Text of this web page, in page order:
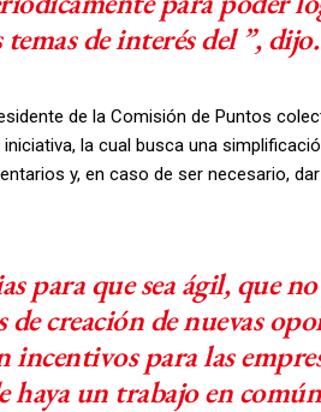
temas de interés del ”, dijo.
de la Comisión de Puntos
la cual busca una
y, en caso de ser necesario,
para que sea ágil, que
creación de nuevas
para las
haya un trabajo en